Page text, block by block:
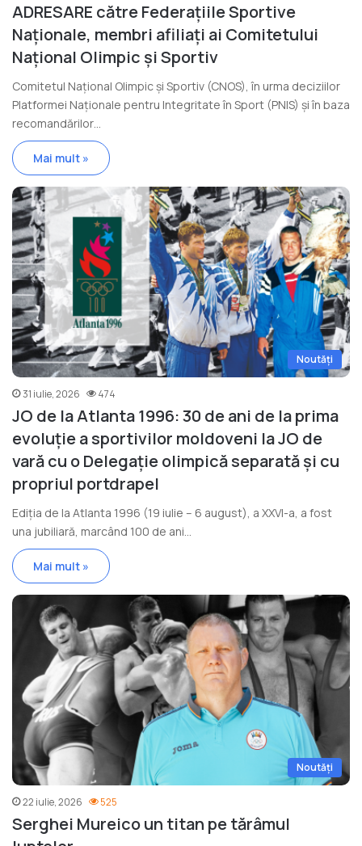
ADRESARE către Federațiile Sportive
Naționale, membri afiliați ai Comitetului
Național Olimpic și Sportiv
Comitetul Național Olimpic și Sportiv (CNOS), în urma deciziilor
Platformei Naționale pentru Integritate în Sport (PNIS) și în baza
recomandărilor…
Mai mult »
Noutăți
31 iulie, 2026 474
JO de la Atlanta 1996: 30 de ani de la prima
evoluție a sportivilor moldoveni la JO de
vară cu o Delegație olimpică separată și cu
propriul portdrapel
Ediția de la Atlanta 1996 (19 iulie – 6 august), a XXVI-a, a fost
una jubiliară, marcând 100 de ani…
Mai mult »
Noutăți
22 iulie, 2026 525
Serghei Mureico un titan pe tărâmul